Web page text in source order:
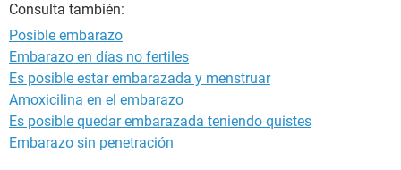
Consulta también:
Posible embarazo
Embarazo en días no fertiles
Es posible estar embarazada y menstruar
Amoxicilina en el embarazo
Es posible quedar embarazada teniendo quistes
Embarazo sin penetración